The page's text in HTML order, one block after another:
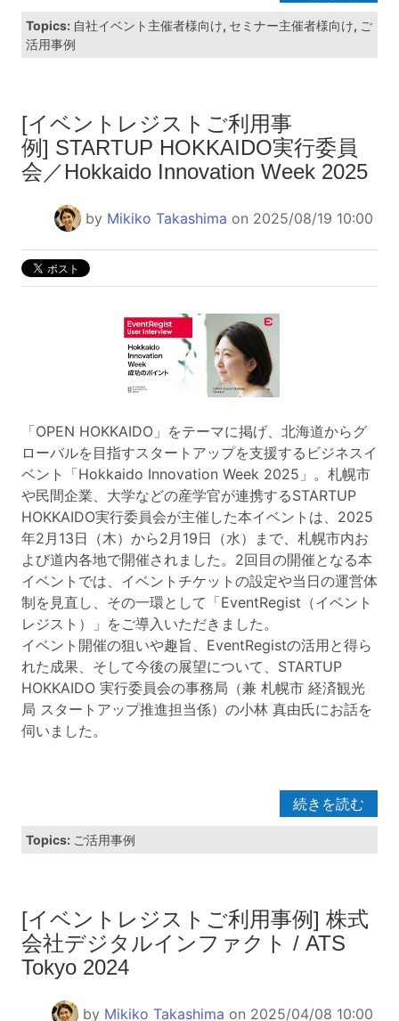
Topics: 自社イベント主催者様向け, セミナー主催者様向け, ご
活用事例
[イベントレジストご利用事
例] STARTUP HOKKAIDO実行委員
会／Hokkaido Innovation Week 2025
by Mikiko Takashima on 2025/08/19 10:00
「OPEN HOKKAIDO」をテーマに掲げ、北海道からグ
ローバルを目指すスタートアップを支援するビジネスイ
ベント「Hokkaido Innovation Week 2025」。札幌市
や民間企業、大学などの産学官が連携するSTARTUP
HOKKAIDO実行委員会が主催した本イベントは、2025
年2月13日（木）から2月19日（水）まで、札幌市内お
よび道内各地で開催されました。2回目の開催となる本
イベントでは、イベントチケットの設定や当日の運営体
制を見直し、その一環として「EventRegist（イベント
レジスト）」をご導入いただきました。
イベント開催の狙いや趣旨、EventRegistの活用と得ら
れた成果、そして今後の展望について、STARTUP
HOKKAIDO 実行委員会の事務局（兼 札幌市 経済観光
局 スタートアップ推進担当係）の小林 真由氏にお話を
伺いました。
続きを読む
Topics: ご活用事例
[イベントレジストご利用事例] 株式
会社デジタルインファクト / ATS
Tokyo 2024
by Mikiko Takashima on 2025/04/08 10:00